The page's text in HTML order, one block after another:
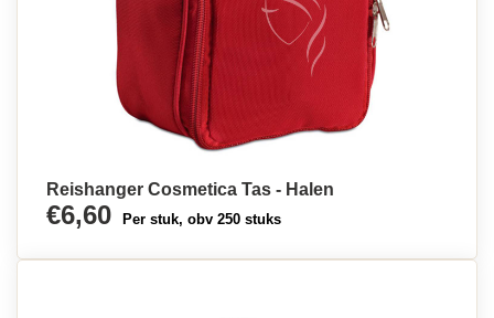
Reishanger Cosmetica Tas - Halen
€6,60 Per stuk, obv 250 stuks